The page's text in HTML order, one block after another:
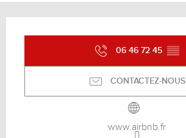
06 46 72 45 ▒▒
CONTACTEZ-NOUS
www.airbnb.fr